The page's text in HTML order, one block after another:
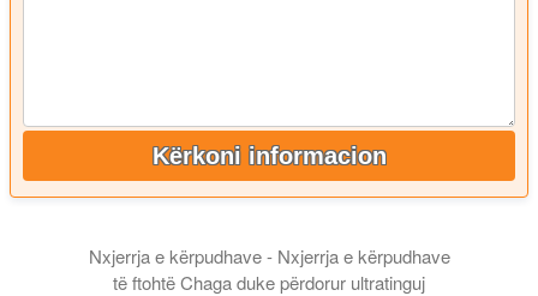
Kërkoni informacion
Nxjerrja e kërpudhave - Nxjerrja e kërpudhave
të ftohtë Chaga duke përdorur ultratinguj